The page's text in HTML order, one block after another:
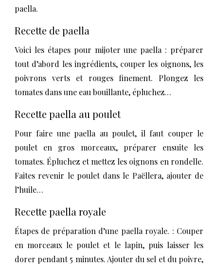
paella.
Recette de paella
Voici les étapes pour mijoter une paella : préparer
tout d’abord les ingrédients, couper les oignons, les
poivrons verts et rouges finement. Plongez les
tomates dans une eau bouillante, épluchez…
Recette paella au poulet
Pour faire une paella au poulet, il faut couper le
poulet en gros morceaux, préparer ensuite les
tomates. Épluchez et mettez les oignons en rondelle.
Faites revenir le poulet dans le Paëllera, ajouter de
l’huile…
Recette paella royale
Étapes de préparation d’une paella royale. : Couper
en morceaux le poulet et le lapin, puis laisser les
dorer pendant 5 minutes. Ajouter du sel et du poivre,